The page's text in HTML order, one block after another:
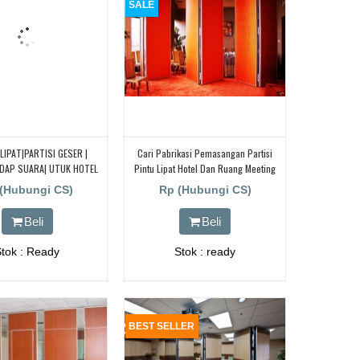
GESER |
SUARA| UTUK HOTEL
PABRIKCS)
Beli
: Ready
SALE
Cari Pabrikasi Pemasangan Partisi
Pintu Lipat Hotel Dan Ruang Meeting
Rp (Hubungi CS)
Beli
Stok : ready
BEST SELLER